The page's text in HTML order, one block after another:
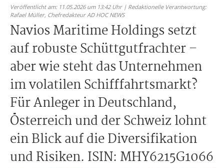
Veröffentlicht am: 11.05.2026 um 13:42 Uhr | Redaktionelle Verantwortung:
Rafael Müller, Chefredakteur AD HOC NEWS
Navios Maritime Holdings setzt
auf robuste Schüttgutfrachter –
aber wie steht das Unternehmen
im volatilen Schifffahrtsmarkt?
Für Anleger in Deutschland,
Österreich und der Schweiz lohnt
ein Blick auf die Diversifikation
und Risiken. ISIN: MHY6215G1066